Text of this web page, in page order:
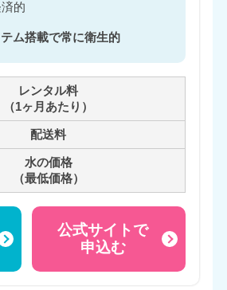
的
ム搭載で常に衛生的
レンタル料
（1ヶ月あたり）
配送料
水の価格
（最低価格）
公式サイトで
申込む